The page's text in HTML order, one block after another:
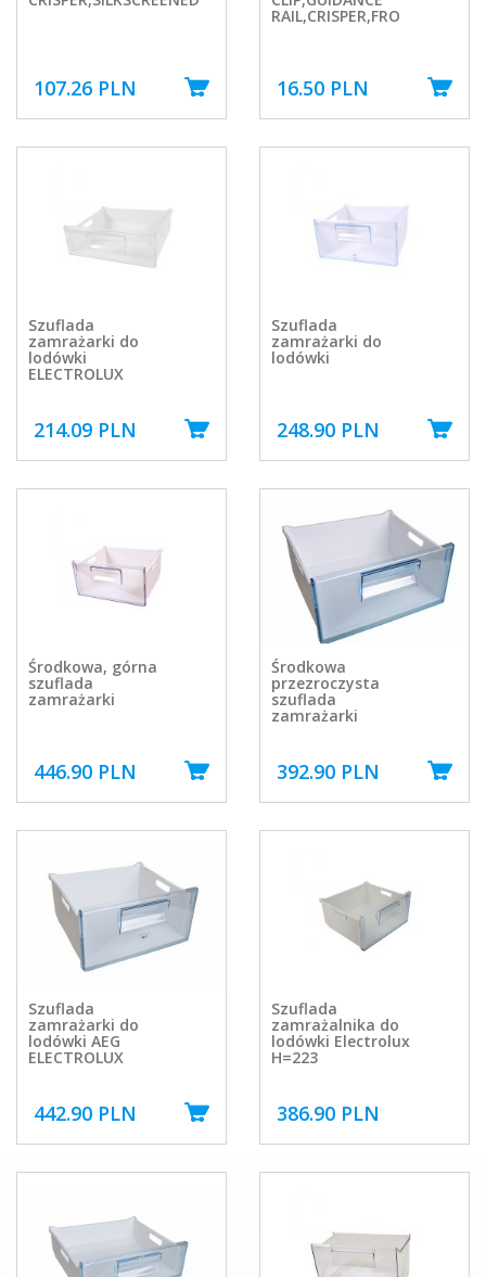
107.26 PLN
RAIL,CRISPER,FRO
16.50 PLN
Szuflada
zamrażarki do
lodówki
ELECTROLUX
214.09 PLN
Szuflada
zamrażarki do
lodówki
248.90 PLN
Środkowa, górna
szuflada
zamrażarki
446.90 PLN
Środkowa
przezroczysta
szuflada
zamrażarki
392.90 PLN
Szuflada
zamrażarki do
lodówki AEG
ELECTROLUX
442.90 PLN
Szuflada
zamrażalnika do
lodówki Electrolux
H=223
386.90 PLN